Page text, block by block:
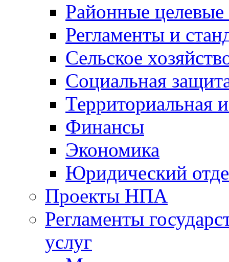
Районные
Регламенты и
Сельское
Социальная
Территориальная
Финансы
Экономика
Юридический
Проекты НПА
Регламенты
услуг